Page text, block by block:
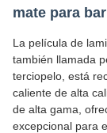
mate para
La película de
también llamada
terciopelo, está
caliente de alta
de alta gama,
excepcional para